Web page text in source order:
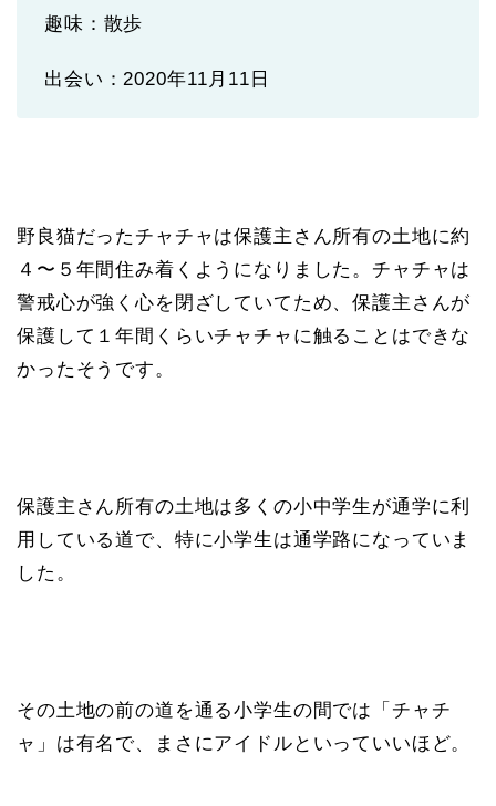
趣味：散歩
出会い：2020年11月11日
野良猫だったチャチャは保護主さん所有の土地に約
４〜５年間住み着くようになりました。チャチャは
警戒心が強く心を閉ざしていてため、保護主さんが
保護して１年間くらいチャチャに触ることはできな
かったそうです。
保護主さん所有の土地は多くの小中学生が通学に利
用している道で、特に小学生は通学路になっていま
した。
その土地の前の道を通る小学生の間では「チャチ
ャ」は有名で、まさにアイドルといっていいほど。